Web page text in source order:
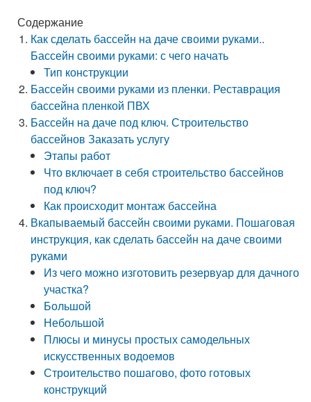
Содержание
Как сделать бассейн на даче своими руками..
Бассейн своими руками: с чего начать
Тип конструкции
Бассейн своими руками из пленки. Реставрация
бассейна пленкой ПВХ
Бассейн на даче под ключ. Строительство
бассейнов Заказать услугу
Этапы работ
Что включает в себя строительство бассейнов
под ключ?
Как происходит монтаж бассейна
Вкапываемый бассейн своими руками. Пошаговая
инструкция, как сделать бассейн на даче своими
руками
Из чего можно изготовить резервуар для дачного
участка?
Большой
Небольшой
Плюсы и минусы простых самодельных
искусственных водоемов
Строительство пошагово, фото готовых
конструкций